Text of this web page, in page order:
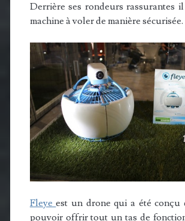
Derrière ses rondeurs rassurantes
machine à voler de manière sécurisée.
Fleyeest un drone qui a été conçu
pouvoir offrir tout un tas de